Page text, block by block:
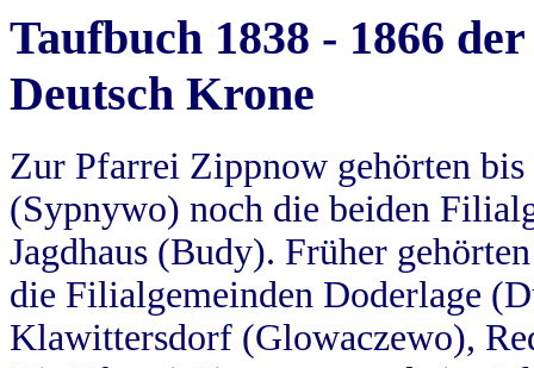
Taufbuch 1838 - 1866
Deutsch Krone
Zur Pfarrei Zippnow gehörten
(Sypnywo) noch die beiden
Jagdhaus (Budy). Früher
die Filialgemeinden Doderlage
Klawittersdorf (Glowaczewo),